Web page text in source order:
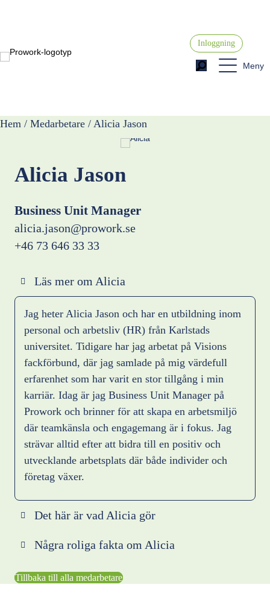
Inloggning
Meny
Hem / Medarbetare / Alicia Jason
Alicia Jason
Business Unit Manager
alicia.jason@prowork.se
+46 73 646 33 33
Läs mer om Alicia
Jag heter Alicia Jason och har en utbildning inom
personal och arbetsliv (HR) från Karlstads
universitet. Tidigare har jag arbetat på Visions
fackförbund, där jag samlade på mig värdefull
erfarenhet som har varit en stor tillgång i min
karriär. Idag är jag Business Unit Manager på
Prowork och brinner för att skapa en arbetsmiljö
där teamkänsla och engagemang är i fokus. Jag
strävar alltid efter att bidra till en positiv och
utvecklande arbetsplats där både individer och
företag växer.
Det här är vad Alicia gör
Några roliga fakta om Alicia
Tillbaka till alla medarbetare